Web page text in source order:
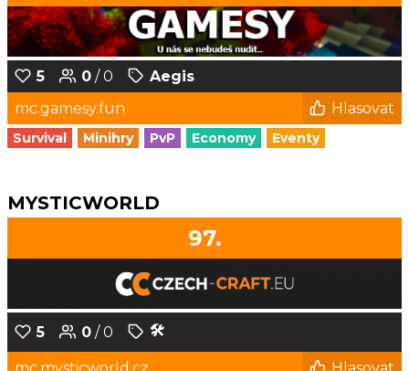
5 0 / 0
Aegis
mc.gamesy.fun
Hlasovat
Survival Minihry PvP Economy Eventy
MYSTICWORLD
97.
5 0 / 0 🛠️
mc.mysticworld.cz Hlasovat